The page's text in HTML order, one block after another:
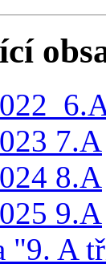
7.A
8.A
9.A
"9. A